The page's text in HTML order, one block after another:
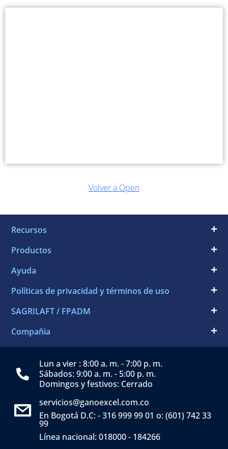
Volver a Open
Recursos
Productos
Ayuda
Políticas de privacidad y términos de uso
SAGRILAFT / FPADM
Compañia
Lun a vier : 8:00 a. m. - 7:00 p. m.
Sábados: 9:00 a. m. - 5:00 p. m.
Domingos y festivos: Cerrado
servicios@ganoexcel.com.co
En Bogotá D.C: - 316 999 99 01 o: (601) 742 33
99
Línea nacional: 018000 - 184266